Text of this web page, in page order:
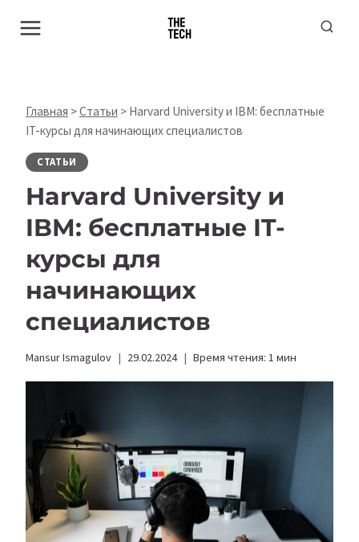
Главная >Статьи > Harvard University и IBM: бесплатные
IT-курсы для начинающих специалистов
СТАТЬИ
Harvard University и
IBM: бесплатные IT-
курсы для
начинающих
специалистов
Mansur Ismagulov 29.02.2024 Время чтения: 1 мин